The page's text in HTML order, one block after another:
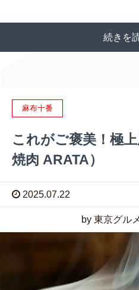
続きを
麻布十番
これがご褒美！極
焼肉 ARATA）
2025.07.22
by 東京グルメ